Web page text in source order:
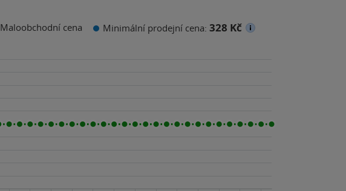
Maloobchodní cena Minimální prodejní cena: 328 Kč